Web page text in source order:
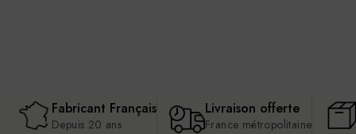
Fabricant Français
Depuis 20 ans
Livraison offerte
France métropolitaine